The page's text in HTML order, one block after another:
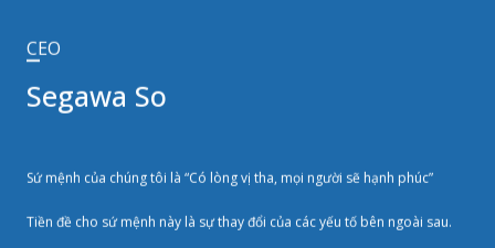
CEO
Segawa So
Sứ mệnh của chúng tôi là “Có lòng vị tha, mọi người sẽ hạnh phúc”
Tiền đề cho sứ mệnh này là sự thay đổi của các yếu tố bên ngoài sau.